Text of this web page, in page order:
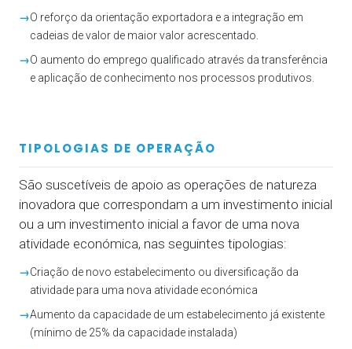
→O reforço da orientação exportadora e a integração em
cadeias de valor de maior valor acrescentado.
→O aumento do emprego qualificado através da transferência
e aplicação de conhecimento nos processos produtivos.
TIPOLOGIAS DE OPERAÇÃO
São suscetíveis de apoio as operações de natureza
inovadora que correspondam a um investimento inicial
ou a um investimento inicial a favor de uma nova
atividade económica, nas seguintes tipologias:
→Criação de novo estabelecimento ou diversificação da
atividade para uma nova atividade económica
→Aumento da capacidade de um estabelecimento já existente
(mínimo de 25% da capacidade instalada)